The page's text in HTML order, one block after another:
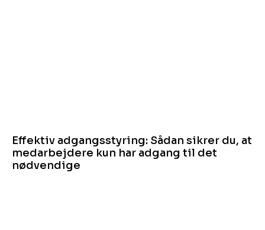
Effektiv adgangsstyring: Sådan sikrer du, at
medarbejdere kun har adgang til det
nødvendige